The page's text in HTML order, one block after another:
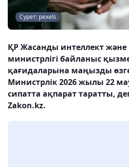
Сурет: pexels
ҚР Жасанды интеллект
министрлігі байланыс
қағидаларына маңызды
Министрлік 2026 жылы 22
сипатта ақпарат таратты,
Zakon.kz.